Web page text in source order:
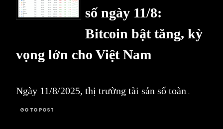
số ngày 11/8:
Bitcoin bật tăng, kỳ
vọng lớn cho Việt Nam
Ngày 11/8/2025, thị trường tài sản số toàn...
GO TO POST